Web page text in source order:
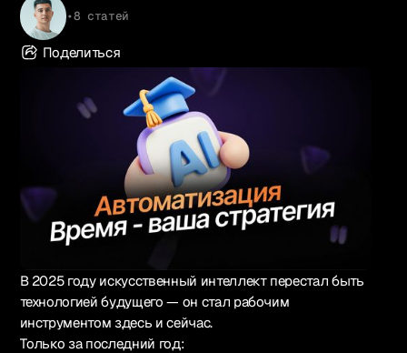
Русский
1k+ участников
•8 статей
Поделиться
В 2025 году искусственный интеллект перестал быть
технологией будущего — он стал рабочим
инструментом здесь и сейчас.
Только за последний год: